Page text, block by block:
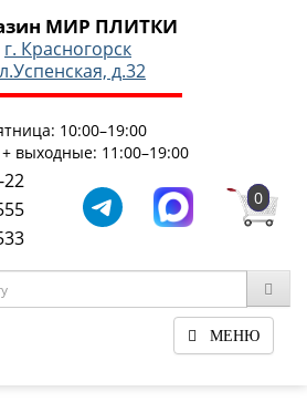
МИР ПЛИТКИ
г. Красногорск
д.32
10:00–19:00
выходные: 11:00–19:00
22
0
МЕНЮ